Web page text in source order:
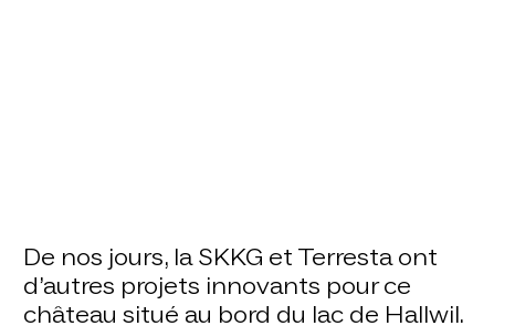
De nos jours, la SKKG et Terresta ont
d’autres projets innovants pour ce
château situé au bord du lac de Hallwil.